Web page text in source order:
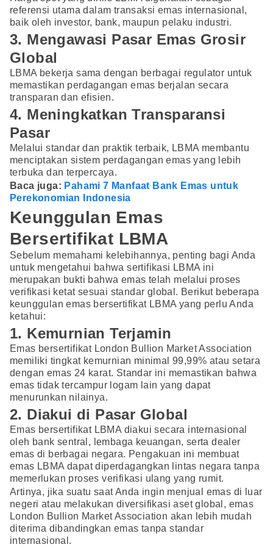
referensi utama dalam transaksi emas internasional,
baik oleh investor, bank, maupun pelaku industri.
3. Mengawasi Pasar Emas Grosir
Global
LBMA bekerja sama dengan berbagai regulator untuk
memastikan perdagangan emas berjalan secara
transparan dan efisien.
4. Meningkatkan Transparansi
Pasar
Melalui standar dan praktik terbaik, LBMA membantu
menciptakan sistem perdagangan emas yang lebih
terbuka dan terpercaya.
Baca juga: Pahami 7 Manfaat Bank Emas untuk
Perekonomian Indonesia
Keunggulan Emas
Bersertifikat LBMA
Sebelum memahami kelebihannya, penting bagi Anda
untuk mengetahui bahwa sertifikasi LBMA ini
merupakan bukti bahwa emas telah melalui proses
verifikasi ketat sesuai standar global. Berikut beberapa
keunggulan emas bersertifikat LBMA yang perlu Anda
ketahui:
1. Kemurnian Terjamin
Emas bersertifikat London Bullion Market Association
memiliki tingkat kemurnian minimal 99,99% atau setara
dengan emas 24 karat. Standar ini memastikan bahwa
emas tidak tercampur logam lain yang dapat
menurunkan nilainya.
2. Diakui di Pasar Global
Emas bersertifikat LBMA diakui secara internasional
oleh bank sentral, lembaga keuangan, serta dealer
emas di berbagai negara. Pengakuan ini membuat
emas LBMA dapat diperdagangkan lintas negara tanpa
memerlukan proses verifikasi ulang yang rumit.
Artinya, jika suatu saat Anda ingin menjual emas di luar
negeri atau melakukan diversifikasi aset global, emas
London Bullion Market Association akan lebih mudah
diterima dibandingkan emas tanpa standar
internasional.